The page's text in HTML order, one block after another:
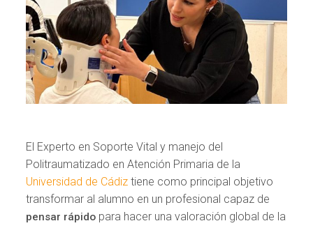
El Experto en Soporte Vital y manejo del
Politraumatizado en Atención Primaria de la
Universidad de Cádiz tiene como principal objetivo
transformar al alumno en un profesional capaz de
pensar rápido para hacer una valoración global de la